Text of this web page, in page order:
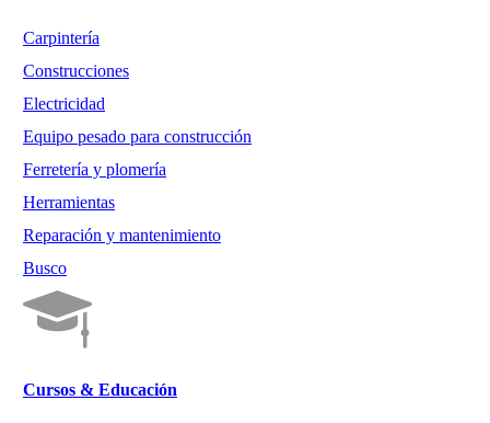
Carpintería
Construcciones
Electricidad
Equipo pesado para construcción
Ferretería y plomería
Herramientas
Reparación y mantenimiento
Busco
Cursos & Educación